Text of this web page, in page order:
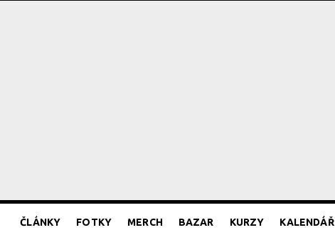
ČLÁNKY FOTKY MERCH BAZAR KURZY KALENDÁŘ